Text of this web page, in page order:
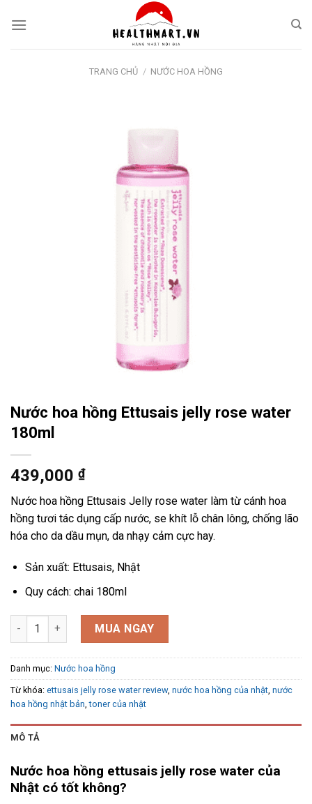
TRANG CHỦ / NƯỚC HOA HỒNG
Nước hoa hồng Ettusais jelly rose water
180ml
439,000 ₫
Nước hoa hồng Ettusais Jelly rose water làm từ cánh hoa
hồng tươi tác dụng cấp nước, se khít lỗ chân lông, chống lão
hóa cho da dầu mụn, da nhạy cảm cực hay.
Sản xuất: Ettusais, Nhật
Quy cách: chai 180ml
Nước hoa hồng Ettusais jelly rose water 180ml số lượng
MUA NGAY
Danh mục: Nước hoa hồng
Từ khóa: ettusais jelly rose water review, nước hoa hồng của nhật nước
hoa hồng nhật bản ,toner của nhật
MÔ TẢ
Nước hoa hồng ettusais jelly rose water của
Nhật có tốt không?